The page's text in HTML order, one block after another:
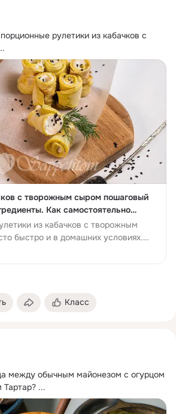
рулетики из кабачков с
с творожным сыром пошаговый
Как самостоятельно
из ка...из кабачков с творожным
быстро и в домашних условиях.
Рулетик...
Класс
между обычным майонезом с огурцом
...